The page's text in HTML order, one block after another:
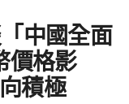
中國全面
價格影
積極